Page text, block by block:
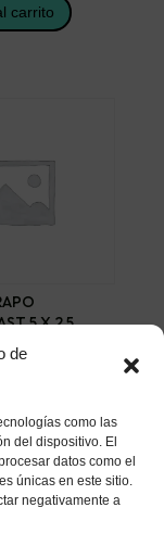
de
como las
del dispositivo. El
datos como el
únicas en este sitio.
negativamente a
carrito
5 X 2,5
carrito